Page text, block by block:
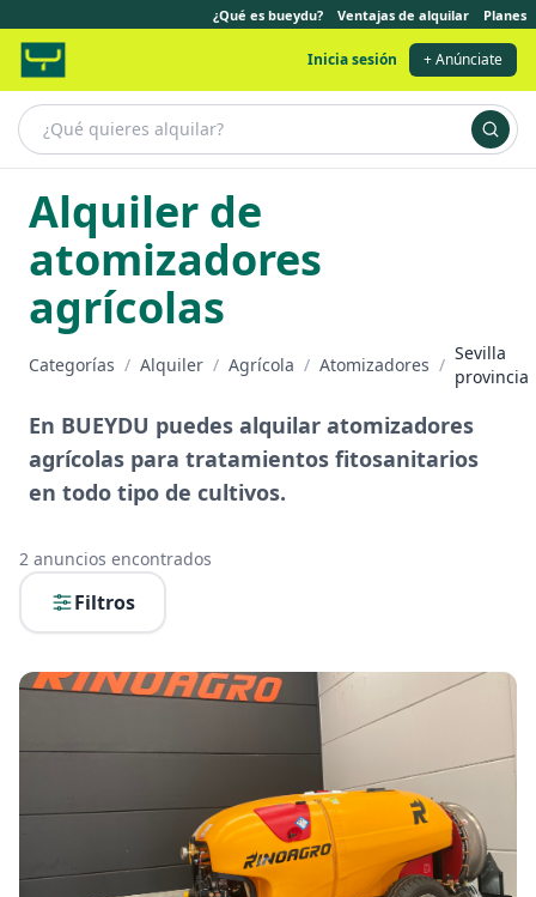
¿Qué es bueydu? Ventajas de alquilar Planes
Inicia sesión + Anúnciate
Alquiler de
atomizadores
agrícolas
Categorías / Alquiler / Agrícola / Atomizadores /
Sevilla
provincia
En BUEYDU puedes alquilar atomizadores
agrícolas para tratamientos fitosanitarios
en todo tipo de cultivos.
2 anuncios encontrados
Filtros